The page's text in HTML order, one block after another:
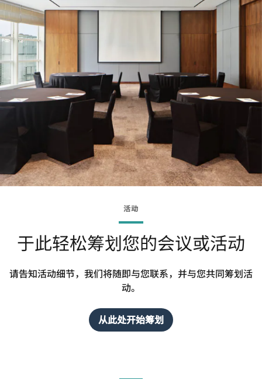
活动
于此轻松筹划您的会议或活动
请告知活动细节，我们将随即与您联系，并与您共同筹划活
动。
从此处开始筹划